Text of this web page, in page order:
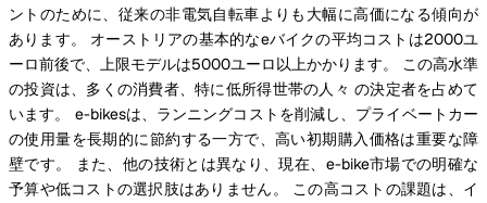
ントのために、従来の非電気自転車よりも大幅に高価になる傾向が
あります。 オーストリアの基本的なeバイクの平均コストは2000ユ
ーロ前後で、上限モデルは5000ユーロ以上かかります。 この高水準
の投資は、多くの消費者、特に低所得世帯の人々 の決定者を占めて
います。 e-bikesは、ランニングコストを削減し、プライベートカー
の使用量を長期的に節約する一方で、高い初期購入価格は重要な障
壁です。 また、他の技術とは異なり、現在、e-bike市場での明確な
予算や低コストの選択肢はありません。 この高コストの課題は、イ